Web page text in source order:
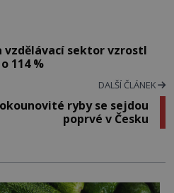
vzdělávací sektor vzrostl
114 %
DALŠÍ ČLÁNEK
ryby se sejdou
poprvé v Česku